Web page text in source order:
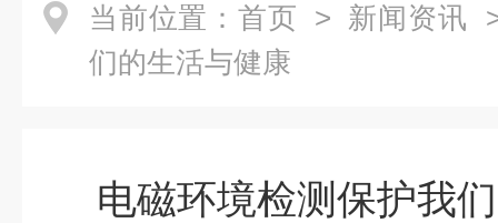
当前位置： 首页 > 新闻资讯
们的生活与健康
电磁环境检测保护我